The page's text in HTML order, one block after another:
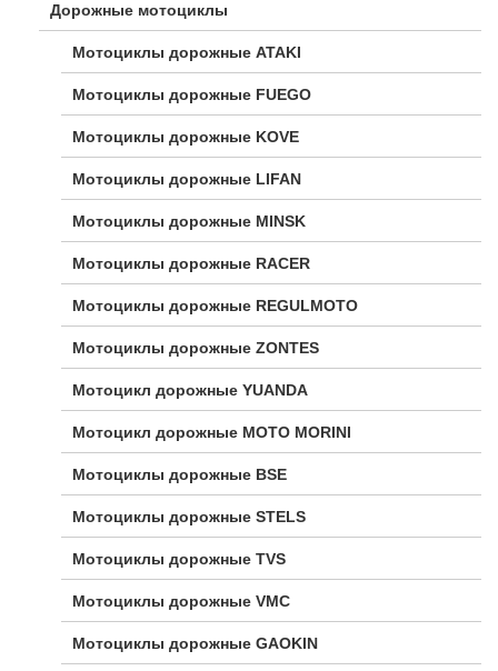
Дорожные мотоциклы
Мотоциклы дорожные ATAKI
Мотоциклы дорожные FUEGO
Мотоциклы дорожные KOVE
Мотоциклы дорожные LIFAN
Мотоциклы дорожные MINSK
Мотоциклы дорожные RACER
Мотоциклы дорожные REGULMOTO
Мотоциклы дорожные ZONTES
Мотоцикл дорожные YUANDA
Мотоцикл дорожные МОТО MORINI
Мотоциклы дорожные BSE
Мотоциклы дорожные STELS
Мотоциклы дорожные TVS
Мотоциклы дорожные VMC
Мотоциклы дорожные GAOKIN